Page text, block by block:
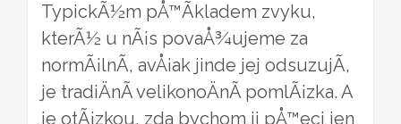
TypickÃ½m pÅ™Ã­kladem zvyku,
kterÃ½ u nÃ¡s povaÅ¾ujeme za
normÃ¡lnÃ­, avÅ¡ak jinde jej odsuzujÃ­,
je tradiÄnÃ­ velikonoÄnÃ­ pomlÃ¡zka. A
je otÃ¡zkou, zda bychom ji pÅ™eci jen